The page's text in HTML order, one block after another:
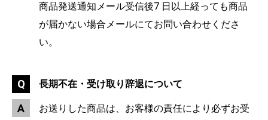
商品発送通知メール受信後7 日以上経っても商品
が届かない場合メールにてお問い合わせくださ
い。
長期不在・受け取り辞退について
お送りした商品は、お客様の責任により必ずお受